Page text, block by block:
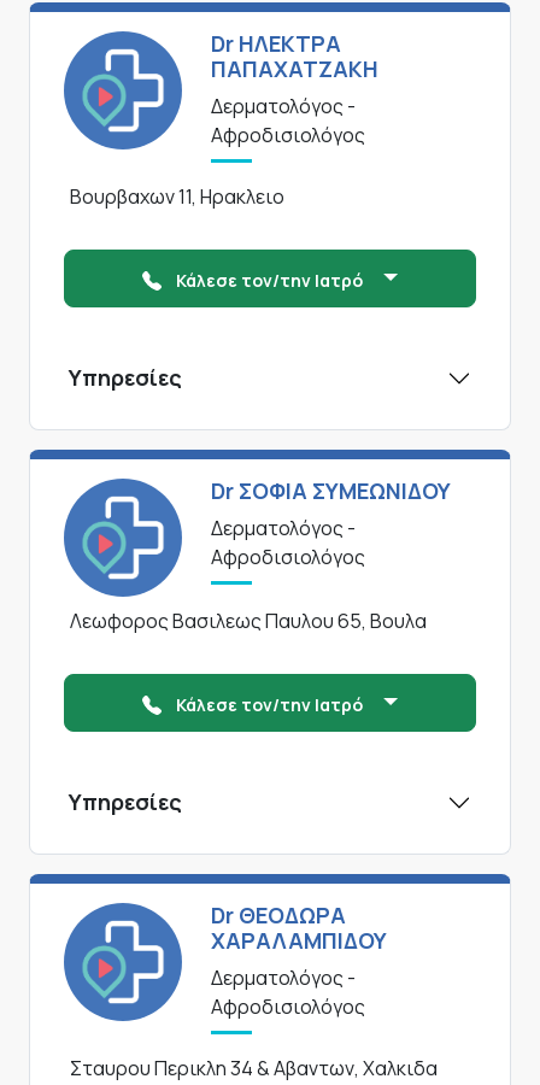
Dr ΗΛΕΚΤΡΑ
ΠΑΠΑΧΑΤΖΑΚΗ
Δερματολόγος -
Αφροδισιολόγος
Βουρβαχων 11, Ηρακλειο
Κάλεσε τον/την Ιατρό
Υπηρεσίες
Dr ΣΟΦΙΑ ΣΥΜΕΩΝΙΔΟΥ
Δερματολόγος -
Αφροδισιολόγος
Λεωφορος Βασιλεως Παυλου 65, Βουλα
Κάλεσε τον/την Ιατρό
Υπηρεσίες
Dr ΘΕΟΔΩΡΑ
ΧΑΡΑΛΑΜΠΙΔΟΥ
Δερματολόγος -
Αφροδισιολόγος
Σταυρου Περικλη 34 & Αβαντων, Χαλκιδα